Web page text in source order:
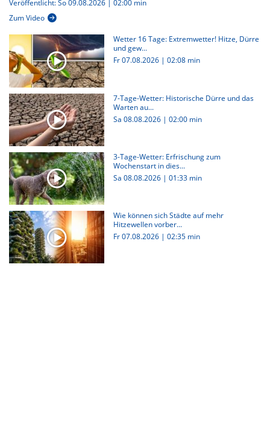
Veröffentlicht: So 09.08.2026 | 02:00 min
Zum Video
Wetter 16 Tage: Extremwetter! Hitze, Dürre
und gew...
Fr 07.08.2026 | 02:08 min
7-Tage-Wetter: Historische Dürre und das
Warten au...
Sa 08.08.2026 | 02:00 min
3-Tage-Wetter: Erfrischung zum
Wochenstart in dies...
Sa 08.08.2026 | 01:33 min
Wie können sich Städte auf mehr
Hitzewellen vorber...
Fr 07.08.2026 | 02:35 min